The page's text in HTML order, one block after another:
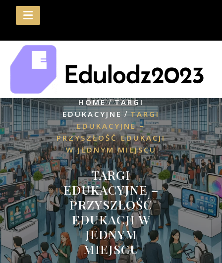
Skip
HOME/TARGI
EDUKACYJNE / TARGI
EDUKACYJNE –
PRZYSZŁOŚĆ EDUKACJI
W JEDNYM MIEJSCU
TARGI
EDUKACYJNE –
PRZYSZŁOŚĆ
EDUKACJI W
JEDNYM
MIEJSCU